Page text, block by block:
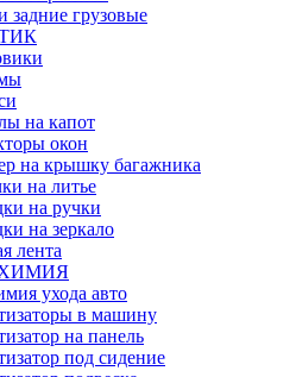
задние грузовые
на капот
окон
на крышку багажника
на литье
на ручки
на зеркало
лента
ухода авто
в машину
на панель
под сидение